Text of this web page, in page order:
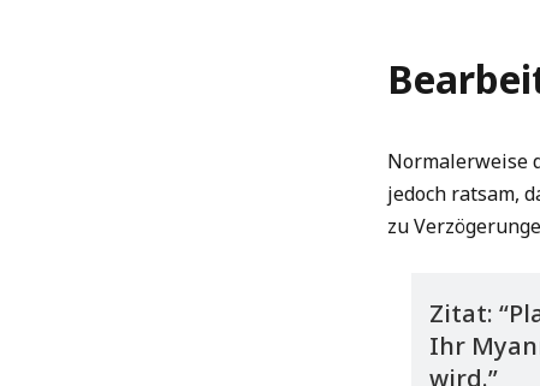
Normalerweise
jedoch ratsam,
zu
Zitat:
Ihr
wird.”